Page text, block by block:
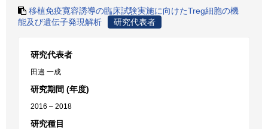
移植免疫寛容誘導の臨床試験実施に向けたTreg細胞の機
能及び遺伝子発現解析
研究代表者
研究代表者
田邉 一成
研究期間 (年度)
2016 – 2018
研究種目